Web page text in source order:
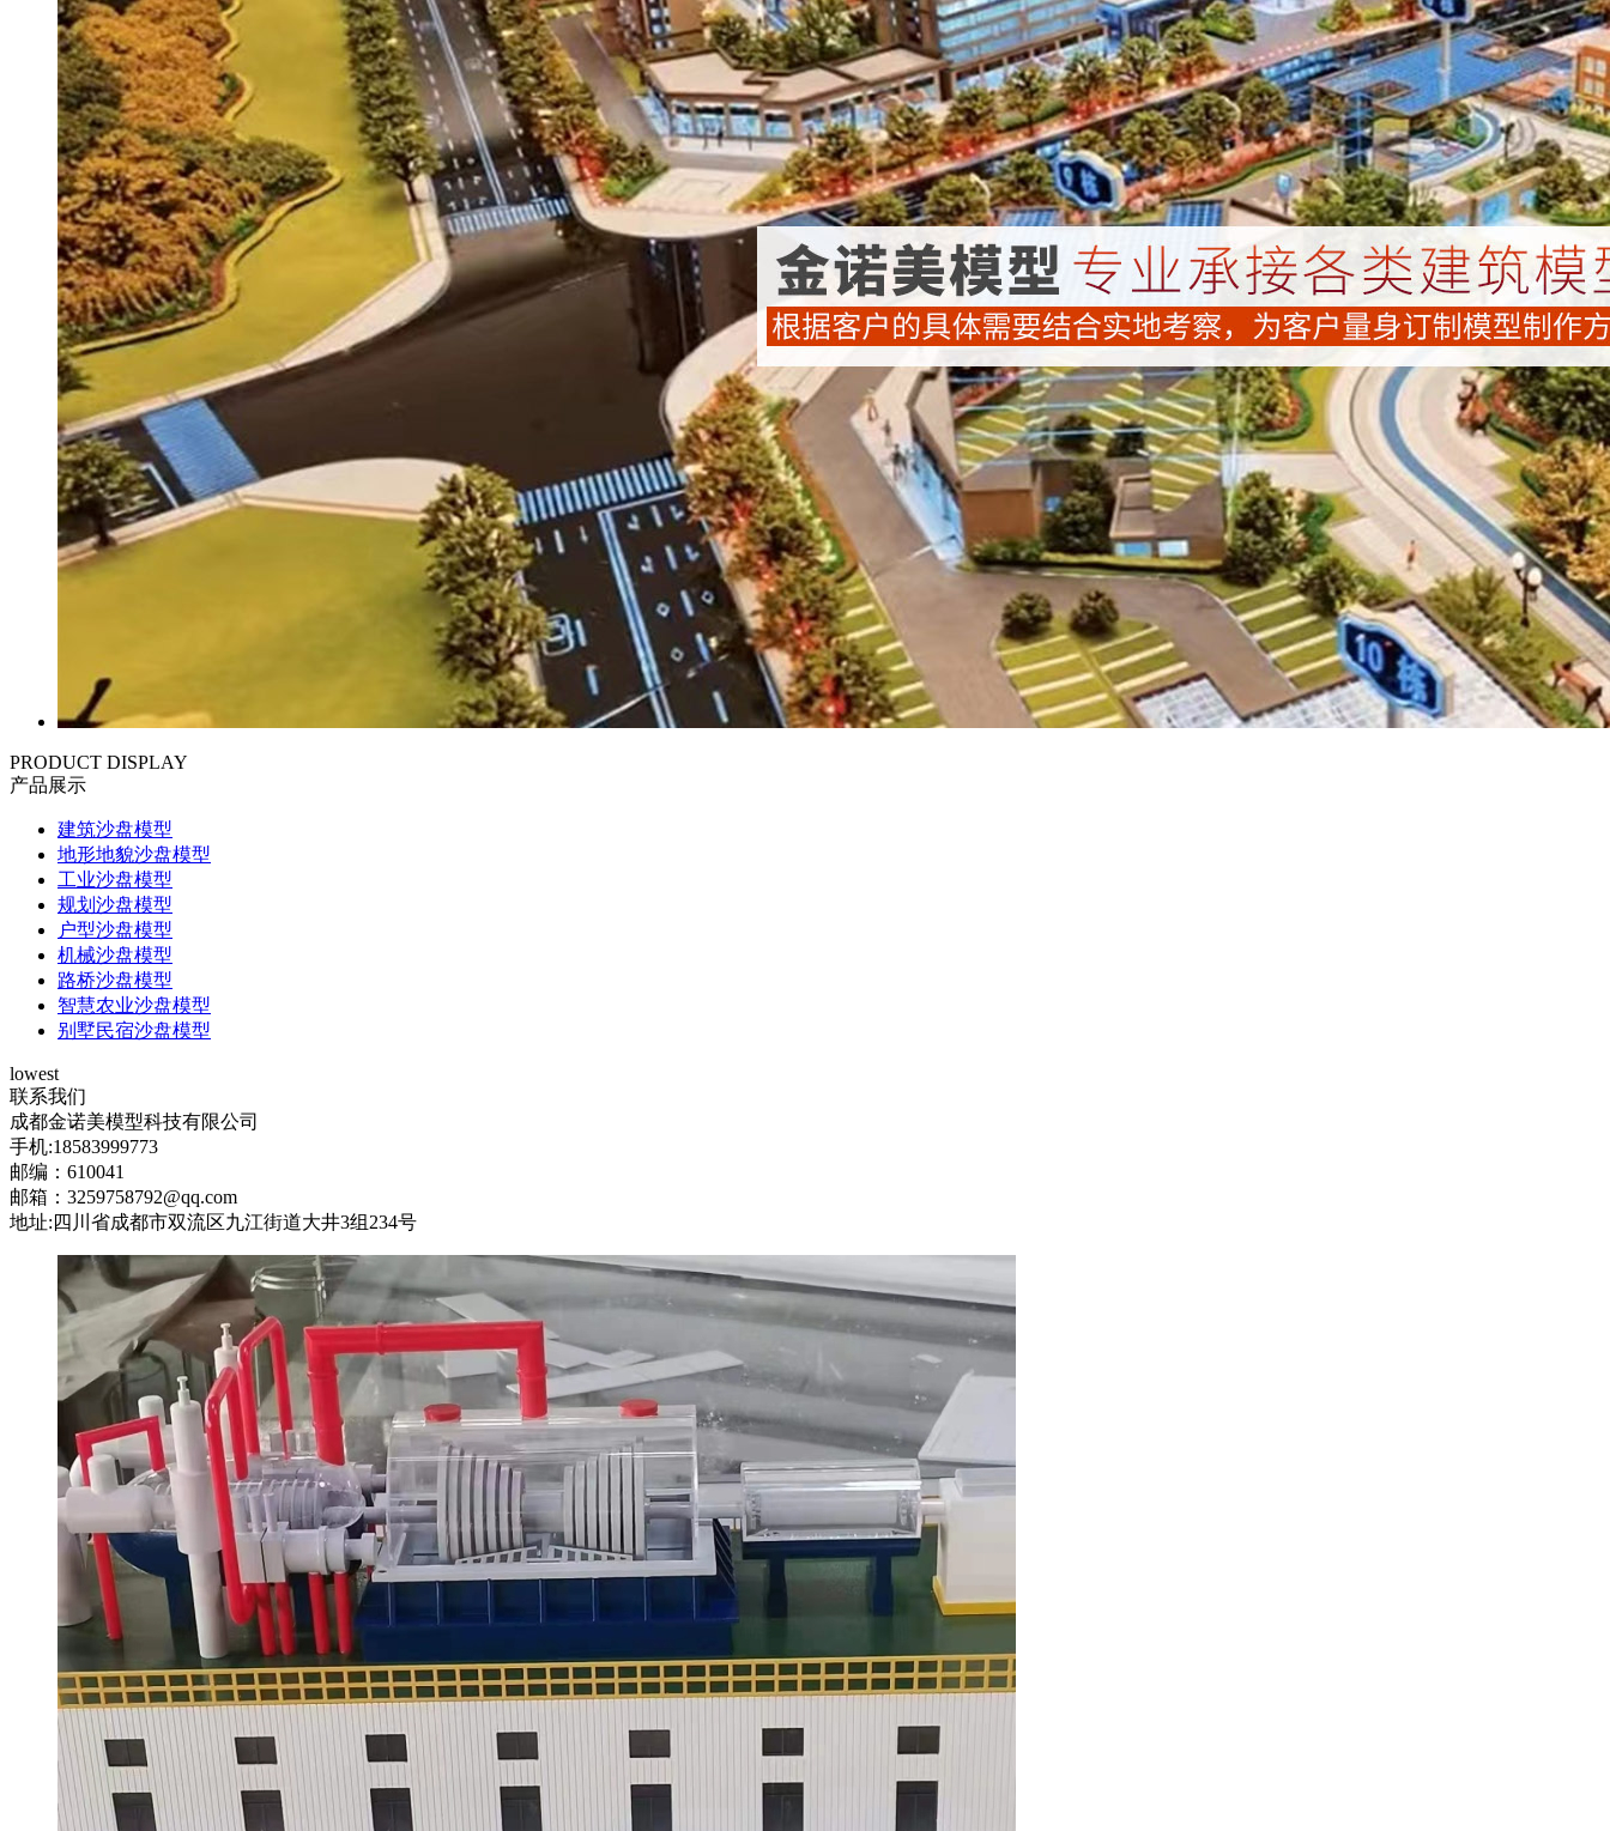
PRODUCT DISPLAY
产品展示
建筑沙盘模型
地形地貌沙盘模型
工业沙盘模型
规划沙盘模型
户型沙盘模型
机械沙盘模型
路桥沙盘模型
智慧农业沙盘模型
别墅民宿沙盘模型
lowest
联系我们
成都金诺美模型科技有限公司
手机:18583999773
邮编：610041
邮箱：3259758792@qq.com
地址:四川省成都市双流区九江街道大井3组234号